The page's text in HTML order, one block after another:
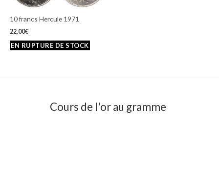
10 francs Hercule 1971
22,00€
Cours de l'or au gramme